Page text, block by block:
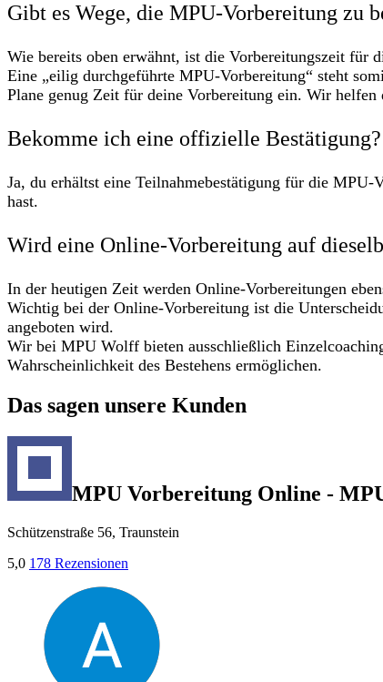
Gibt es Wege, die MPU-Vorbereitung zu
Wie bereits oben erwähnt, ist die Vorbereitungszeit für
Eine „eilig durchgeführte MPU-Vorbereitung“ steht
Plane genug Zeit für deine Vorbereitung ein. Wir helfen
Bekomme ich eine offizielle Bestätigung?
Ja, du erhältst eine Teilnahmebestätigung für die MPU-
hast.
Wird eine Online-Vorbereitung auf
In der heutigen Zeit werden Online-Vorbereitungen
Wichtig bei der Online-Vorbereitung ist die
angeboten wird.
Wir bei MPU Wolff bieten ausschließlich
Wahrscheinlichkeit des Bestehens ermöglichen.
Das sagen unsere Kunden
MPU Vorbereitung Online -
Schützenstraße 56, Traunstein
5,0 178 Rezensionen